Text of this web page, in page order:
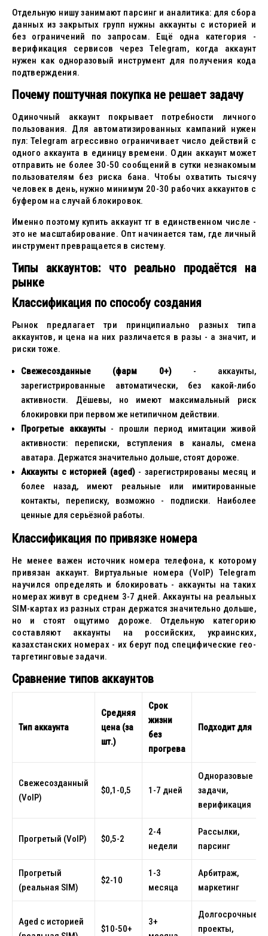
Отдельную нишу занимают парсинг и аналитика: для сбора
данных из закрытых групп нужны аккаунты с историей и
без ограничений по запросам. Ещё одна категория -
верификация сервисов через Telegram, когда аккаунт
нужен как одноразовый инструмент для получения кода
подтверждения.
Почему поштучная покупка не решает задачу
Одиночный аккаунт покрывает потребности личного
пользования. Для автоматизированных кампаний нужен
пул: Telegram агрессивно ограничивает число действий с
одного аккаунта в единицу времени. Один аккаунт может
отправить не более 30-50 сообщений в сутки незнакомым
пользователям без риска бана. Чтобы охватить тысячу
человек в день, нужно минимум 20-30 рабочих аккаунтов с
буфером на случай блокировок.
Именно поэтому купить аккаунт тг в единственном числе -
это не масштабирование. Опт начинается там, где личный
инструмент превращается в систему.
Типы аккаунтов: что реально продаётся на
рынке
Классификация по способу создания
Рынок предлагает три принципиально разных типа
аккаунтов, и цена на них различается в разы - а значит, и
риски тоже.
Свежесозданные (фарм 0+)- аккаунты,
зарегистрированные автоматически, без какой-либо
активности. Дёшевы, но имеют максимальный риск
блокировки при первом же нетипичном действии.
Прогретые аккаунты- прошли период имитации живой
активности: переписки, вступления в каналы, смена
аватара. Держатся значительно дольше, стоят дороже.
Аккаунты с историей (aged)- зарегистрированы месяц и
более назад, имеют реальные или имитированные
контакты, переписку, возможно - подписки. Наиболее
ценные для серьёзной работы.
Классификация по привязке номера
Не менее важен источник номера телефона, к которому
привязан аккаунт. Виртуальные номера (VoIP) Telegram
научился определять и блокировать - аккаунты на таких
номерах живут в среднем 3-7 дней. Аккаунты на реальных
SIM-картах из разных стран держатся значительно дольше,
но и стоят ощутимо дороже. Отдельную категорию
составляют аккаунты на российских, украинских,
казахстанских номерах - их берут под специфические гео-
таргетинговые задачи.
Сравнение типов аккаунтов
Тип аккаунта
Средняя
цена (за
шт.)
Срок
жизни
без
прогрева
Подходит для
Свежесозданный
(VoIP)
$0,1-0,5 1-7 дней
Одноразовые
задачи,
верификация
Прогретый (VoIP) $0,5-2
2-4
недели
Рассылки,
парсинг
Прогретый
(реальная SIM)
$2-10
1-3
месяца
Арбитраж,
маркетинг
Aged с историей
$10-50+
3+
Долгосрочные
проекты,